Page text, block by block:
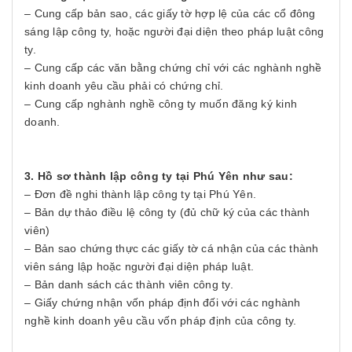
– Cung cấp bản sao, các giấy tờ hợp lệ của các cổ đông
sáng lập công ty, hoặc người đại diện theo pháp luật công
ty.
– Cung cấp các văn bằng chứng chỉ với các nghành nghề
kinh doanh yêu cầu phải có chứng chỉ.
– Cung cấp nghành nghề công ty muốn đăng ký kinh
doanh.
3. Hồ sơ thành lập công ty tại Phú Yên như sau:
– Đơn đề nghi thành lập công ty tại Phú Yên.
– Bản dự thảo điều lệ công ty (đủ chữ ký của các thành
viên)
– Bản sao chứng thực các giấy tờ cá nhận của các thành
viên sáng lập hoặc người đại diện pháp luật.
– Bản danh sách các thành viên công ty.
– Giấy chứng nhận vốn pháp định đối với các nghành
nghề kinh doanh yêu cầu vốn pháp định của công ty.